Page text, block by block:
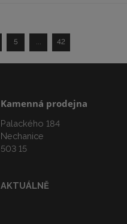
5 42
Kamenná prodejna
Palackého 184
Nechanice
503 15
AKTUÁLNĚ